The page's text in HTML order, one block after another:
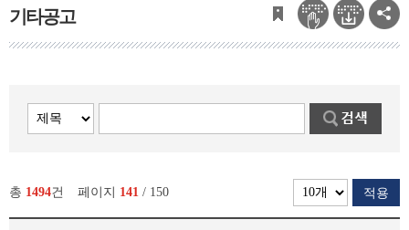
보
기
기타공고
총 1494건 페이지 141 / 150 적용